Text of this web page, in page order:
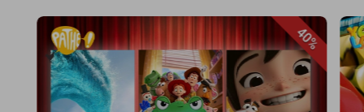
40%